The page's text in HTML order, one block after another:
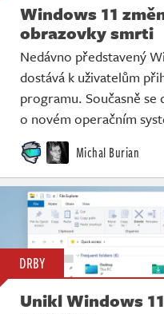
Windows 11
obrazovky smrti
Nedávno představený
dostává k uživatelům
programu. Současně
o novém operačním
Michal Burian
DRBY
Unikl Windows